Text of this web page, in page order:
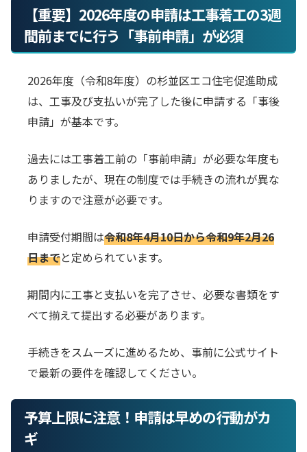
【重要】2026年度の申請は工事着工の3週
間前までに行う「事前申請」が必須
2026年度（令和8年度）の杉並区エコ住宅促進助成
は、工事及び支払いが完了した後に申請する「事後
申請」が基本です。
過去には工事着工前の「事前申請」が必要な年度も
ありましたが、現在の制度では手続きの流れが異な
りますので注意が必要です。
申請受付期間は令和8年4月10日から令和9年2月26
日までと定められています。
期間内に工事と支払いを完了させ、必要な書類をす
べて揃えて提出する必要があります。
手続きをスムーズに進めるため、事前に公式サイト
で最新の要件を確認してください。
予算上限に注意！申請は早めの行動がカ
ギ